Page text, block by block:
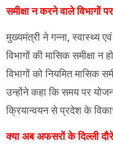
समीक्षा न करने वाले विभागों
मुख्यमंत्री ने गन्ना, स्वास्थ्य
विभागों की मासिक समीक्षा
विभागों को नियमित मासिक
उन्होंने कहा कि समय पर
क्रियान्वयन से प्रदेश के
क्या अब अफसरों के दिल्ली